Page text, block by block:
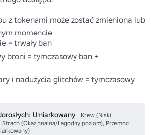
z tokenami może zostać zmieniona lub
momencie
= trwały ban
broni = tymczasowy ban +
i nadużycia glitchów = tymczasowy
Umiarkowany
Krew (Niski
Strach (Okazjonalna/Łagodny poziom), Przemoc